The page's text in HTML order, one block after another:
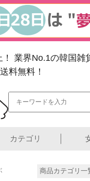
業界No.1の韓国雑
料無料！
カテゴリ
商品カテゴリ一